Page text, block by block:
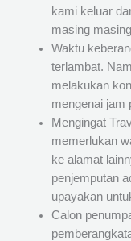
kami keluar
masing
Waktu
terlambat.
melakukan
mengenai jam
Mengingat
memerlukan
ke alamat
penjemputan
upayakan
Calon